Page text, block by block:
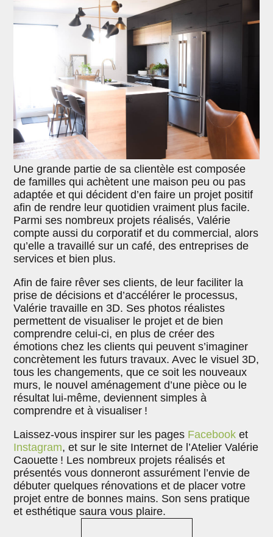
Une grande partie de sa clientèle est composée
de familles qui achètent une maison peu ou pas
adaptée et qui décident d’en faire un projet positif
afin de rendre leur quotidien vraiment plus facile.
Parmi ses nombreux projets réalisés, Valérie
compte aussi du corporatif et du commercial, alors
qu’elle a travaillé sur un café, des entreprises de
services et bien plus.
Afin de faire rêver ses clients, de leur faciliter la
prise de décisions et d’accélérer le processus,
Valérie travaille en 3D. Ses photos réalistes
permettent de visualiser le projet et de bien
comprendre celui-ci, en plus de créer des
émotions chez les clients qui peuvent s’imaginer
concrètement les futurs travaux. Avec le visuel 3D,
tous les changements, que ce soit les nouveaux
murs, le nouvel aménagement d’une pièce ou le
résultat lui-même, deviennent simples à
comprendre et à visualiser !
Laissez-vous inspirer sur les pages Facebook et
Instagram, et sur le site Internet de l’Atelier Valérie
Caouette ! Les nombreux projets réalisés et
présentés vous donneront assurément l’envie de
débuter quelques rénovations et de placer votre
projet entre de bonnes mains. Son sens pratique
et esthétique saura vous plaire.